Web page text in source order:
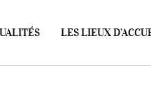
LES LIEUX